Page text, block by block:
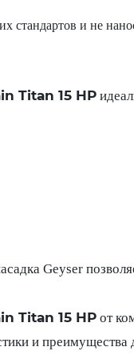
стандартов и не
Titan 15 HP
Geyser
Titan 15 HPот
и